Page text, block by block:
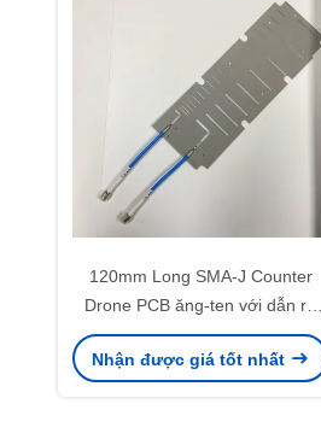
120mm Long SMA-J Counter
Drone PCB ăng-ten với dẫn ra
cáp RG141
Nhận được giá tốt nhất